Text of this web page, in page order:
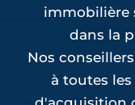
immobilière
dans la
Nos
à toutes